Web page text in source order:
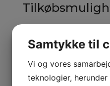
X
Samtykke til
Vi og vores
teknologier,